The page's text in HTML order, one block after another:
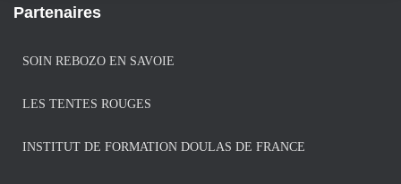
Partenaires
SOIN REBOZO EN SAVOIE
LES TENTES ROUGES
INSTITUT DE FORMATION DOULAS DE FRANCE